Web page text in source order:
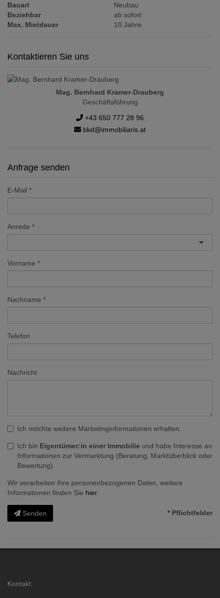
Bauart
Neubau
Beziehbar
ab sofort
Max. Mietdauer
10 Jahre
Kontaktieren Sie uns
Mag. Bernhard Kramer-Drauberg
Geschäftsführung
+43 650 777 28 96
bkd@immobiliaris.at
Anfrage senden
E-Mail
Anrede
Vorname
Nachname
Telefon
Nachricht
Ich möchte weitere Marketinginformationen erhalten.
Ich bin Eigentümer:in einer Immobilie und habe Interesse an
Informationen zur Vermarktung (Beratung, Marktüberblick oder
Bewertung).
Wir verarbeiten Ihre personenbezogenen Daten, weitere
Informationen finden Sie hier.
Senden * Pflichtfelder
Kontakt